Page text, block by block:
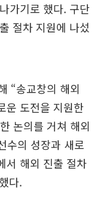
가기로 했다. 구단
절차 지원에 나섰
“송교창의 해외
운 도전을 지원한
논의를 거쳐 해외
수의 성장과 새로
서 해외 진출 절차
다.